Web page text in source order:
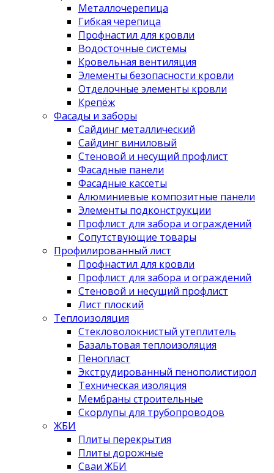
Металлочерепица
Гибкая черепица
Профнастил для кровли
Водосточные системы
Кровельная вентиляция
Элементы безопасности кровли
Отделочные элементы кровли
Крепёж
Фасады и заборы
Сайдинг металлический
Сайдинг виниловый
Стеновой и несущий профлист
Фасадные панели
Фасадные кассеты
Алюминиевые композитные панели
Элементы подконструкции
Профлист для забора и ограждений
Сопутствующие товары
Профилированный лист
Профнастил для кровли
Профлист для забора и ограждений
Стеновой и несущий профлист
Лист плоский
Теплоизоляция
Стекловолокнистый утеплитель
Базальтовая теплоизоляция
Пенопласт
Экструдированный пенополистирол
Техническая изоляция
Мембраны строительные
Скорлупы для трубопроводов
ЖБИ
Плиты перекрытия
Плиты дорожные
Сваи ЖБИ